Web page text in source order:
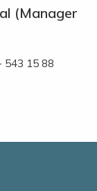
(Manager
543 15 88